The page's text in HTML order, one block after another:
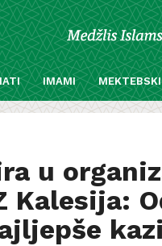
IMAMI
u
Kalesija: